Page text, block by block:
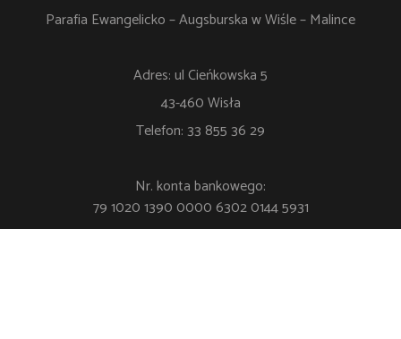
Parafia Ewangelicko – Augsburska w Wiśle – Malince
Adres: ul Cieńkowska 5
43-460 Wisła
Telefon: 33 855 36 29
Nr. konta bankowego:
79 1020 1390 0000 6302 0144 5931